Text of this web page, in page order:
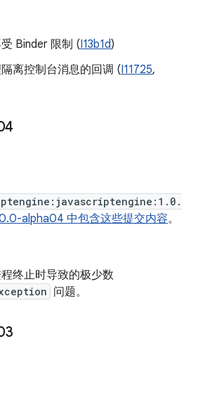
Binder 限制 (I13b1d)
离控制台消息的回调 (I11725,
alpha04 中包含这些提交内容。
终止时导致的极少数
问题。